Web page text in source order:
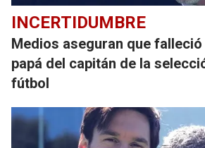
INCERTIDUMBRE
Medios aseguran que
papá del capitán de la
fútbol